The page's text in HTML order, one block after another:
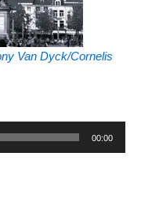
Van Dyck/Cornelis
00:00